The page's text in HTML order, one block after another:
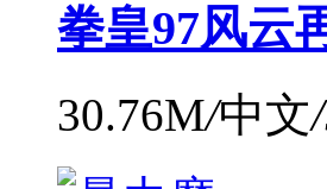
拳皇97风云
30.76M/中文/